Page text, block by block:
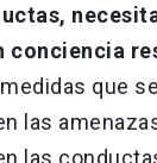
conciencia
que
las
las